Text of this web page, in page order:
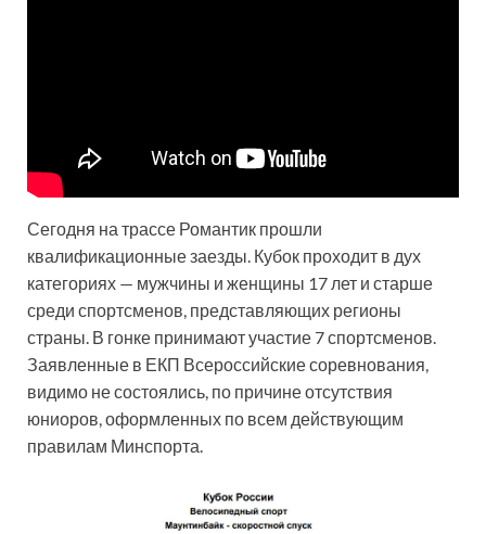
Сегодня на трассе Романтик прошли
квалификационные заезды. Кубок проходит в дух
категориях — мужчины и женщины 17 лет и старше
среди спортсменов, представляющих регионы
страны. В гонке принимают участие 7 спортсменов.
Заявленные в ЕКП Всероссийские соревнования,
видимо не состоялись, по причине отсутствия
юниоров, оформленных по всем действующим
правилам Минспорта.